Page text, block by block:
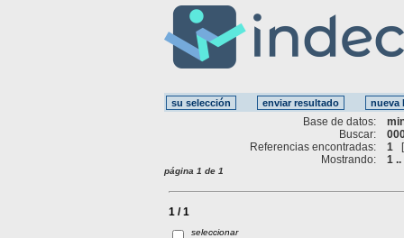
Base de datos:
Buscar:
Referencias encontradas:
1 [
Mostrando:
1 ..
página 1 de 1
1 / 1
seleccionar